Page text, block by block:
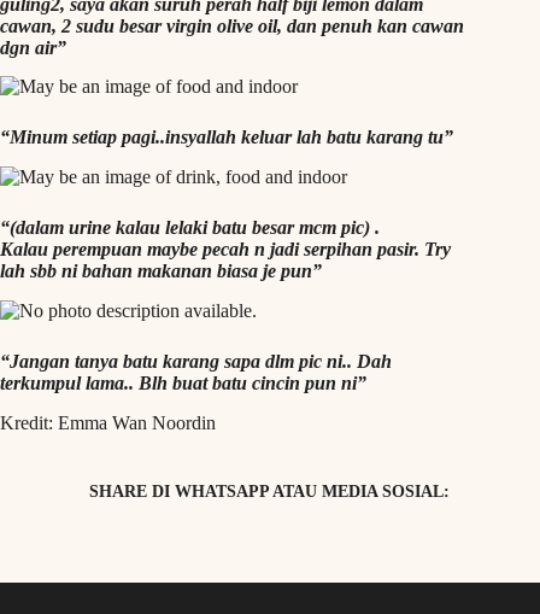
cawan, 2 sudu besar virgin olive oil, dan penuh kan cawan
dgn air”
“Minum setiap pagi..insyallah keluar lah batu karang tu”
“(dalam urine kalau lelaki batu besar mcm pic) .
Kalau perempuan maybe pecah n jadi serpihan pasir. Try
lah sbb ni bahan makanan biasa je pun”
“Jangan tanya batu karang sapa dlm pic ni.. Dah
terkumpul lama.. Blh buat batu cincin pun ni”
Kredit: Emma Wan Noordin
SHARE DI WHATSAPP ATAU MEDIA SOSIAL: